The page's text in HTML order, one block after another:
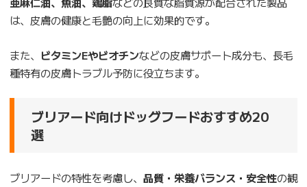
は、皮膚の健康と毛艶の向上に効果的です。
また、 ビタミンEやビオチンなどの皮膚サポート成分も、長毛
種特有の皮膚トラブル予防に役立ちます。
ブリアード向けドッグフードおすすめ20
選
ブリアードの特性を考慮し、 品質・栄養バランス・安全性の観